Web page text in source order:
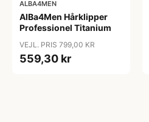
ALBA4MEN
AlBa4Men Hårklipper
Professionel Titanium
VEJL. PRIS 799,00 KR
559,30 kr